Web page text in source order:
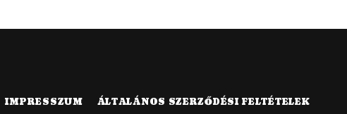
IMPRESSZUM ÁLTALÁNOS SZERZŐDÉSI FELTÉTELEK